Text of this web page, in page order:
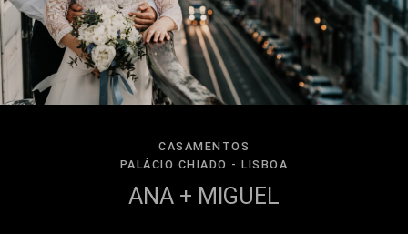
CASAMENTOS
PALÁCIO CHIADO - LISBOA
ANA + MIGUEL